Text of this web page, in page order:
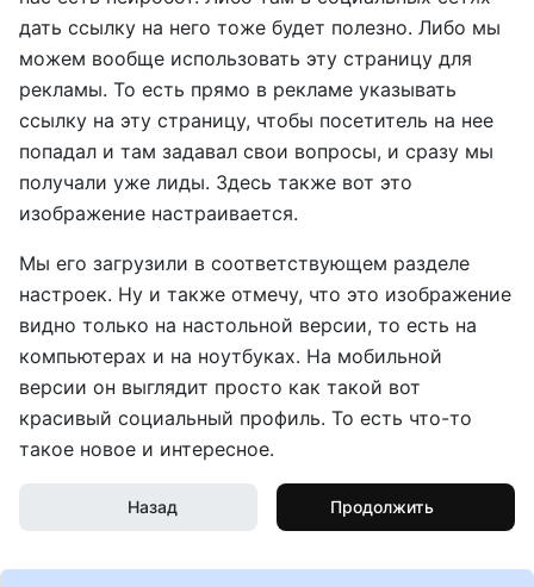
дать ссылку на него тоже будет полезно. Либо мы
можем вообще использовать эту страницу для
рекламы. То есть прямо в рекламе указывать
ссылку на эту страницу, чтобы посетитель на нее
попадал и там задавал свои вопросы, и сразу мы
получали уже лиды. Здесь также вот это
изображение настраивается.
Мы его загрузили в соответствующем разделе
настроек. Ну и также отмечу, что это изображение
видно только на настольной версии, то есть на
компьютерах и на ноутбуках. На мобильной
версии он выглядит просто как такой вот
красивый социальный профиль. То есть что-то
такое новое и интересное.
Назад Продолжить